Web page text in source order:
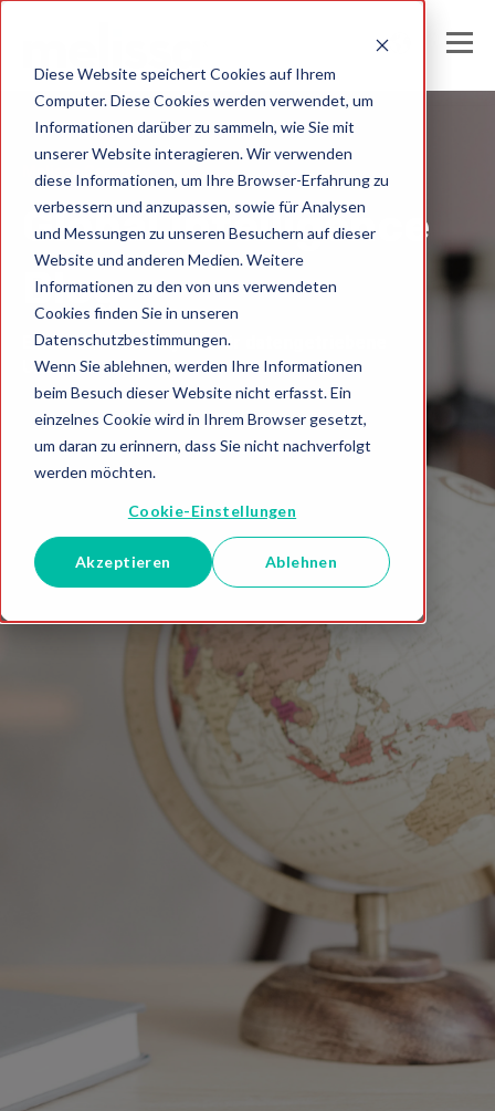
Diese Website speichert Cookies auf Ihrem
Computer. Diese Cookies werden verwendet, um
Informationen darüber zu sammeln, wie Sie mit
unserer Website interagieren. Wir verwenden
diese Informationen, um Ihre Browser-Erfahrung zu
verbessern und anzupassen, sowie für Analysen
und Messungen zu unseren Besuchern auf dieser
Website und anderen Medien. Weitere
Informationen zu den von uns verwendeten
Cookies finden Sie in unseren
Datenschutzbestimmungen.
Wenn Sie ablehnen, werden Ihre Informationen
beim Besuch dieser Website nicht erfasst. Ein
einzelnes Cookie wird in Ihrem Browser gesetzt,
um daran zu erinnern, dass Sie nicht nachverfolgt
werden möchten.
Cookie-Einstellungen
Akzeptieren Ablehnen
Melissa Germany
Global Intelligence
Blog
Einblicke und Analysen für datengetriebene
Unternehmen